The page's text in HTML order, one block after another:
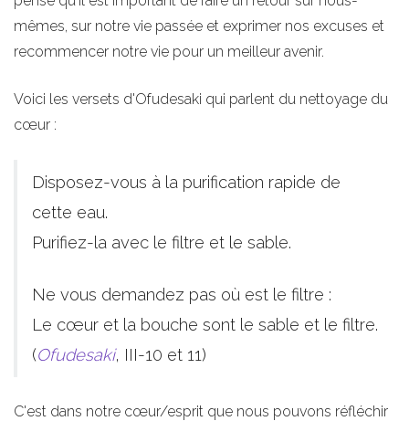
mêmes, sur notre vie passée et exprimer nos excuses et
recommencer notre vie pour un meilleur avenir.
Voici les versets d'Ofudesaki qui parlent du nettoyage du
cœur :
Disposez-vous à la purification rapide de
cette eau.
Purifiez-la avec le filtre et le sable.
Ne vous demandez pas où est le filtre :
Le cœur et la bouche sont le sable et le filtre.
(Ofudesaki, III-10 et 11)
C'est dans notre cœur/esprit que nous pouvons réfléchir